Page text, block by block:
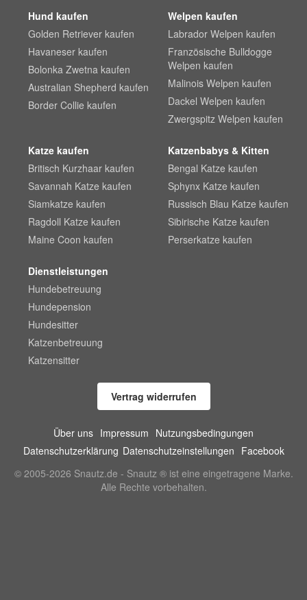
Hund kaufen
Golden Retriever kaufen
Havaneser kaufen
Bolonka Zwetna kaufen
Australian Shepherd kaufen
Border Collie kaufen
Welpen kaufen
Labrador Welpen kaufen
Französische Bulldogge
Welpen kaufen
Malinois Welpen kaufen
Dackel Welpen kaufen
Zwergspitz Welpen kaufen
Katze kaufen
Britisch Kurzhaar kaufen
Savannah Katze kaufen
Siamkatze kaufen
Ragdoll Katze kaufen
Maine Coon kaufen
Katzenbabys & Kitten
Bengal Katze kaufen
Sphynx Katze kaufen
Russisch Blau Katze kaufen
Sibirische Katze kaufen
Perserkatze kaufen
Dienstleistungen
Hundebetreuung
Hundepension
Hundesitter
Katzenbetreuung
Katzensitter
Vertrag widerrufen
Über uns Impressum Nutzungsbedingungen
Datenschutzerklärung Datenschutzeinstellungen Facebook
© 2005-2026 Snautz.de - Snautz ® ist eine eingetragene Marke.
Alle Rechte vorbehalten.